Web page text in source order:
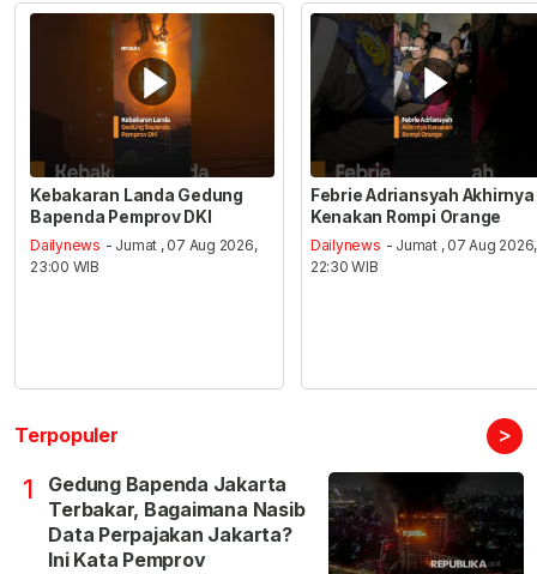
Kebakaran Landa Gedung
Bapenda Pemprov DKI
Dailynews - Jumat , 07 Aug 2026,
23:00 WIB
Febrie Adriansyah Akhirnya
Kenakan Rompi Orange
Dailynews - Jumat , 07 Aug 2026,
22:30 WIB
Terpopuler >
1
Gedung Bapenda Jakarta
Terbakar, Bagaimana Nasib
Data Perpajakan Jakarta?
Ini Kata Pemprov